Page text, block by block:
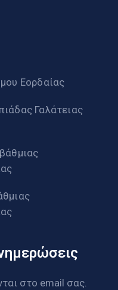
Εορδαίας
Γαλάτειας
στο email σας.